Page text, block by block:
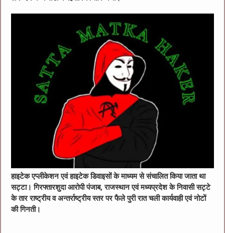
हाइटेक एप्‍लीकेशन एवं हाइटेक डिवाइसों के माध्‍यम से संचालित किया जाता था
सट्टा। गिरफ्तारशुदा आरोपी पंजाब, राजस्‍थान एवं मध्‍यप्रदेश के निवासी सट्टे
के तार राष्‍ट्रीय व अन्‍तर्राष्‍ट्रीय स्‍तर पर फैले पुरी रात चली कार्यवाही एवं नोटों
की गिनती।